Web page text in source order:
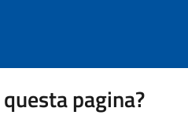
pagina?